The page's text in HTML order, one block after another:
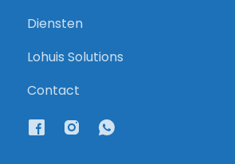
Diensten
Lohuis Solutions
Contact